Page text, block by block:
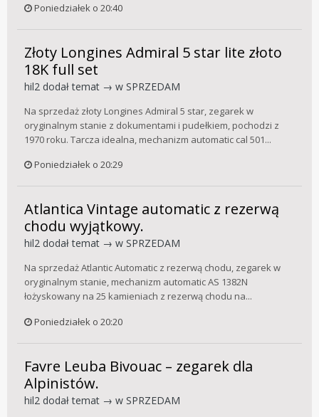
Poniedziałek o 20:40
Złoty Longines Admiral 5 star lite złoto
18K full set
hil2 dodał temat → w SPRZEDAM
Na sprzedaż złoty Longines Admiral 5 star, zegarek w
oryginalnym stanie z dokumentami i pudełkiem, pochodzi z
1970 roku. Tarcza idealna, mechanizm automatic cal 501...
Poniedziałek o 20:29
Atlantica Vintage automatic z rezerwą
chodu wyjątkowy.
hil2 dodał temat → w SPRZEDAM
Na sprzedaż Atlantic Automatic z rezerwą chodu, zegarek w
oryginalnym stanie, mechanizm automatic AS 1382N
łożyskowany na 25 kamieniach z rezerwą chodu na...
Poniedziałek o 20:20
Favre Leuba Bivouac – zegarek dla
Alpinistów.
hil2 dodał temat → w SPRZEDAM